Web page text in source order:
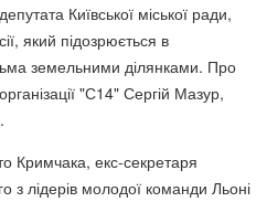
Київської міської ради,
який підозрюється в
земельними ділянками. Про
"С14" Сергій Мазур,
.
Кримчака, екс-секретаря
з лідерів молодої команди Льоні